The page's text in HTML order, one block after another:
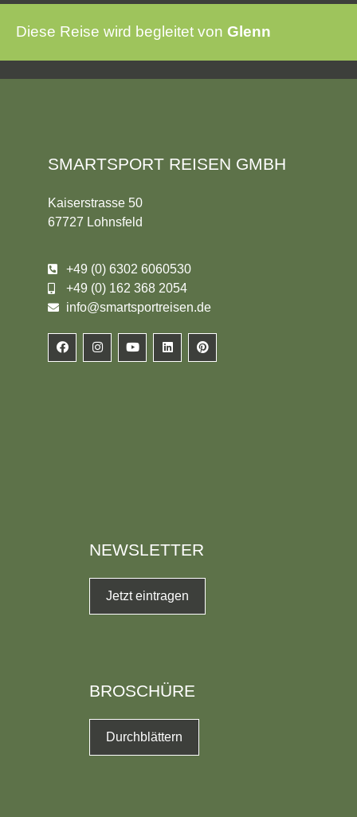
Diese Reise wird begleitet vonGlenn
SMARTSPORT REISEN GMBH
Kaiserstrasse 50
67727 Lohnsfeld
+49 (0) 6302 6060530
+49 (0) 162 368 2054
info@smartsportreisen.de
NEWSLETTER
Jetzt eintragen
BROSCHÜRE
Durchblättern